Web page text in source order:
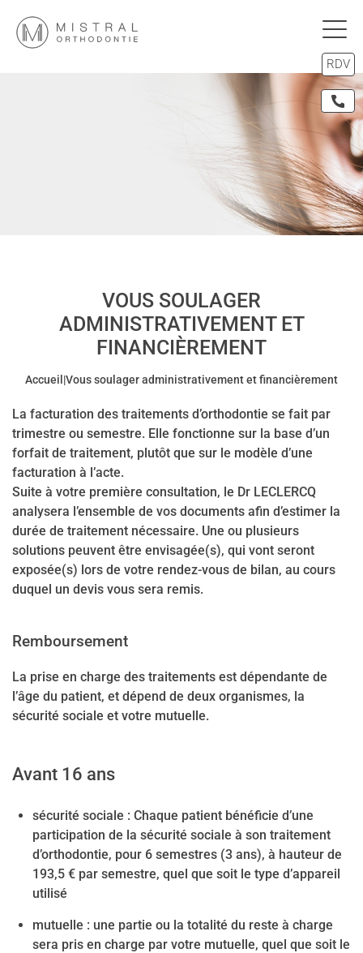
RDV
VOUS SOULAGER
ADMINISTRATIVEMENT ET
FINANCIÈREMENT
Accueil |Vous soulager administrativement et financièrement
La facturation des traitements d’orthodontie se fait par
trimestre ou semestre. Elle fonctionne sur la base d’un
forfait de traitement, plutôt que sur le modèle d’une
facturation à l’acte.
Suite à votre première consultation, le Dr LECLERCQ
analysera l’ensemble de vos documents afin d’estimer la
durée de traitement nécessaire. Une ou plusieurs
solutions peuvent être envisagée(s), qui vont seront
exposée(s) lors de votre rendez-vous de bilan, au cours
duquel un devis vous sera remis.
Remboursement
La prise en charge des traitements est dépendante de
l’âge du patient, et dépend de deux organismes, la
sécurité sociale et votre mutuelle.
Avant 16 ans
sécurité sociale : Chaque patient bénéficie d’une
participation de la sécurité sociale à son traitement
d’orthodontie, pour 6 semestres (3 ans), à hauteur de
193,5 € par semestre, quel que soit le type d’appareil
utilisé
mutuelle : une partie ou la totalité du reste à charge
sera pris en charge par votre mutuelle, quel que soit le